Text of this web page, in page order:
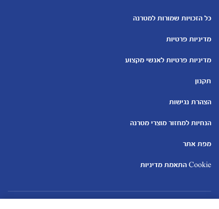
מחשבון ביוץ
מחשבון שמות
מחשבון צבע עיניים
כל הזכויות שמורות למטרנה
מדיניות פרטיות
מדיניות פרטיות לאנשי מקצוע
תקנון
הצהרת נגישות
הנחיות למחזור מוצרי מטרנה
מפת אתר
Cookie התאמת מדיניות